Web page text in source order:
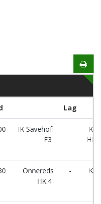
Lag
IK Sävehof:
F3
-
Önnereds
HK:4
-